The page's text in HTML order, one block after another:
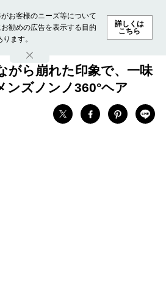
お客様のニーズ等について
勧めの広告を表示する目的
ます。
詳しくは
こちら
ランキング ファッション ビューテ
がら崩れた印象で、一味
ンズノンノ360°ヘア